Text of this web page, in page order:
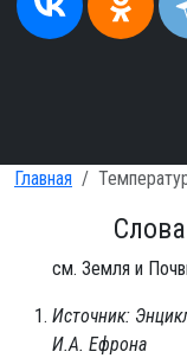
Главная
см. Земля и
Источник:
И.А. Ефрона